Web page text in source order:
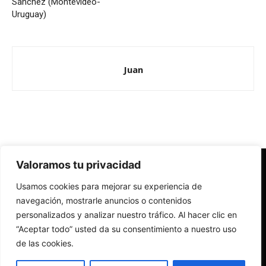
Valoramos tu privacidad
Usamos cookies para mejorar su experiencia de
navegación, mostrarle anuncios o contenidos
personalizados y analizar nuestro tráfico. Al hacer clic en
“Aceptar todo” usted da su consentimiento a nuestro uso
de las cookies.
Uruguay)
Juan
Redes Cristianas
Una mirada alternativa sobre la Iglesia católica y la sociedad
- Colectivos de Redes Cristianas